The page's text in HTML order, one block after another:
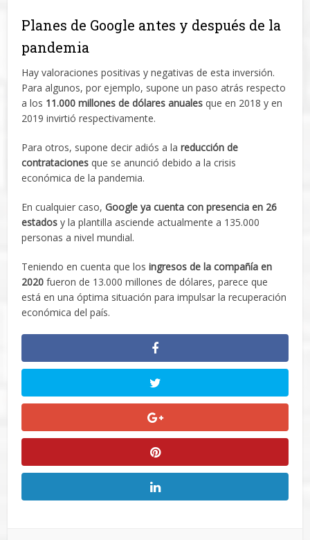
Planes de Google antes y después de la
pandemia
Hay valoraciones positivas y negativas de esta inversión.
Para algunos, por ejemplo, supone un paso atrás respecto
a los 11.000 millones de dólares anuales que en 2018 y en
2019 invirtió respectivamente.
Para otros, supone decir adiós a lareducción de
contrataciones que se anunció debido a la crisis
económica de la pandemia.
En cualquier caso,Google ya cuenta con presencia en 26
estados y la plantilla asciende actualmente a 135.000
personas a nivel mundial.
Teniendo en cuenta que losingresos de la compañía en
2020 fueron de 13.000 millones de dólares, parece que
está en una óptima situación para impulsar la recuperación
económica del país.